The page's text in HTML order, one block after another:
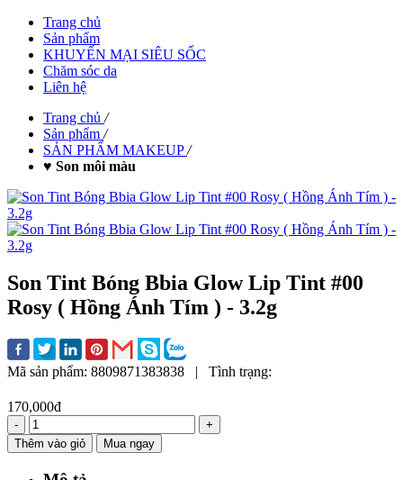
Trang chủ
Sản phẩm
KHUYẾN MẠI SIÊU SỐC
Chăm sóc da
Liên hệ
Trang chủ /
Sản phẩm /
SẢN PHẨM MAKEUP /
♥ Son môi màu
Son Tint Bóng Bbia Glow Lip Tint #00
Rosy ( Hồng Ánh Tím ) - 3.2g
Mã sản phẩm: 8809871383838 | Tình trạng:
170,000đ
-
+
Thêm vào giỏ
Mua ngay